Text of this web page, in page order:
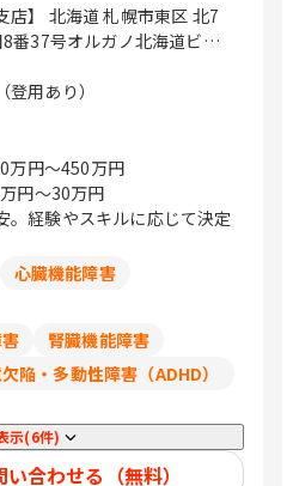
店】 北海道 札幌市東区 北7
番37号オルガノ北海道ビル
1号 ＨＦ仙台本町ビルディ
ルガノビル 【中国支
広島市南区 稲荷町2番14号
店】 福岡県 福
白金1丁目4番2号オルガノ九
用あり）
万円〜450万円
円〜30万円
。経験やスキルに応じて決定
心臓機能障害
腎臓機能障害
陥・多動性障害（ADHD）
示(6件)
合わせる（無料）